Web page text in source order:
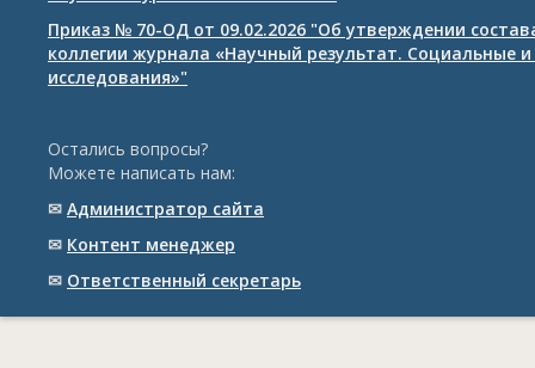
Приказ № 70-ОД от 09.02.2026 "Об утверждении
коллегии журнала «Научный результат. Социальные
исследования»"
Остались вопросы?
Можете написать нам:
✉ Администратор сайта
✉ Контент менеджер
✉ Ответственный cекретарь